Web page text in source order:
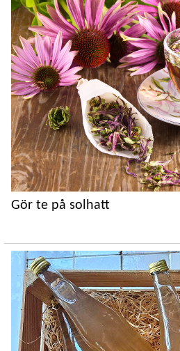
Gör te på solhatt